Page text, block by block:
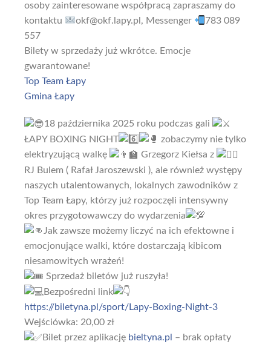
osoby zainteresowane współpracą zapraszamy do
kontaktu
okf@okf.lapy.pl, Messenger
783 089
557
Bilety w sprzedaży już wkrótce. Emocje
gwarantowane!
Top Team Łapy
Gmina Łapy
18 października 2025 roku podczas gali
ŁAPY BOXING NIGHT
zobaczymy nie tylko
elektryzującą walkę
Grzegorz Kiełsa z
RJ Bulem ( Rafał Jaroszewski ), ale również występy
naszych utalentowanych, lokalnych zawodników z
Top Team Łapy, którzy już rozpoczęli intensywny
okres przygotowawczy do wydarzenia
Jak zawsze możemy liczyć na ich efektowne i
emocjonujące walki, które dostarczają kibicom
niesamowitych wrażeń!
Sprzedaż biletów już ruszyła!
Bezpośredni link
https://biletyna.pl/sport/Lapy-Boxing-Night-3
Wejściówka: 20,00 zł
Bilet przez aplikację bieltyna.pl – brak opłaty